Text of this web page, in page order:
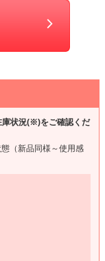
庫状況(※)をご確認くだ
（新品同様～使用感